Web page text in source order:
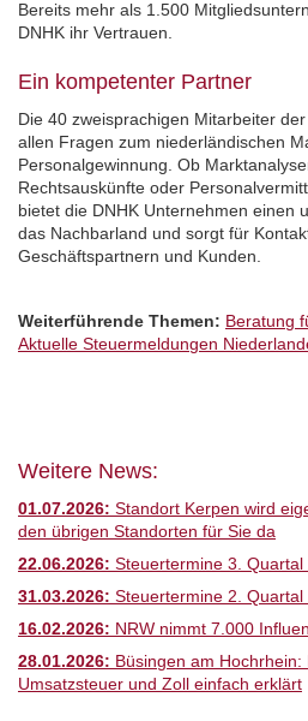
Bereits mehr als 1.500
DNHK ihr Vertrauen.
Ein kompetenter Partner
Die 40 zweisprachigen Mitarbeiter
allen Fragen zum niederländischen
Personalgewinnung. Ob
Rechtsauskünfte oder
bietet die DNHK Unternehmen einen
das Nachbarland und sorgt für
Geschäftspartnern und Kunden.
Weiterführende Themen: Beratung
Aktuelle Steuermeldungen
Weitere News:
01.07.2026: Standort Kerpen wird
den übrigen Standorten für Sie da
22.06.2026: Steuertermine 3. Quartal
31.03.2026: Steuertermine 2. Quartal
16.02.2026: NRW nimmt 7.000
28.01.2026: Büsingen am Hochrhein:
Umsatzsteuer und Zoll einfach erklärt